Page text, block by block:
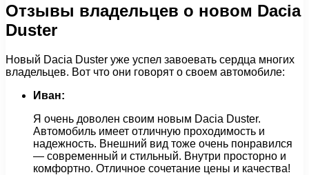
Отзывы владельцев о новом Dacia
Duster
Новый Dacia Duster уже успел завоевать сердца многих
владельцев. Вот что они говорят о своем автомобиле:
Иван:
Я очень доволен своим новым Dacia Duster.
Автомобиль имеет отличную проходимость и
надежность. Внешний вид тоже очень понравился
— современный и стильный. Внутри просторно и
комфортно. Отличное сочетание цены и качества!